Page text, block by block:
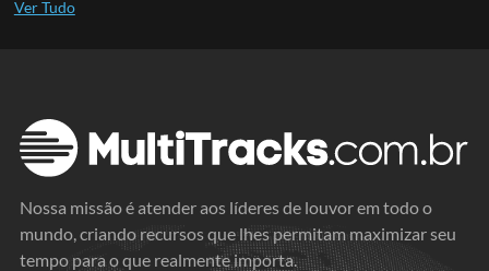
Nossa missão é atender aos líderes de louvor em todo o
mundo, criando recursos que lhes permitam maximizar seu
tempo para o que realmente importa.